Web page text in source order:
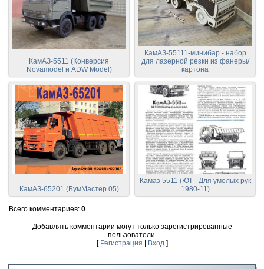
КамАЗ-5511 (Конверсия
Novamodel и ADW Model)
КамАЗ-55111-минибар - набор
для лазерной резки из фанеры/
картона
КамАЗ-65201 (БумМастер 05)
Камаз 5511 (ЮТ - Для умелых рук
1980-11)
Всего комментариев: 0
Добавлять комментарии могут только зарегистрированные
пользователи.
[ Регистрация Вход]